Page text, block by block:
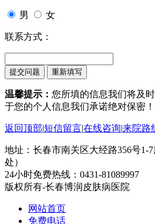
男 女
联系方式：
温馨提示： 您所填的信息我们将及
于您的个人信息我们承诺绝对保密！
返回顶部|短信留言|在线咨询|来院路
地址：长春市南关区大经路356号1-
处）
24小时免费热线：0431-81089997
版权所有-长春博润皮肤病医院
网站首页
免费电话